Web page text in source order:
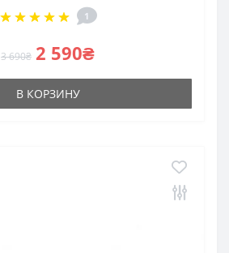
1
3 690₴ 2 590₴
В КОРЗИНУ